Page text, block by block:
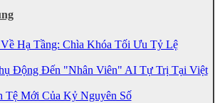
Hạ Tầng: Chìa Khóa Tối Ưu Tỷ Lệ
Động Đến "Nhân Viên" AI Tự Trị Tại Việt
Tệ Mới Của Kỷ Nguyên Số